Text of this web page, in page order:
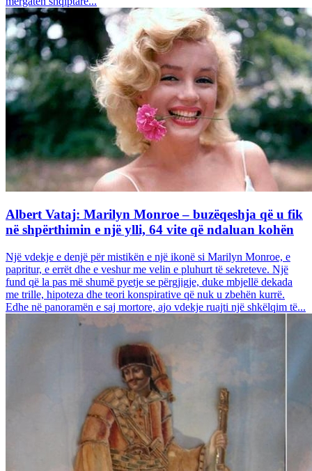
Albert Vataj: Marilyn Monroe – buzëqeshja që u fik
në shpërthimin e një ylli, 64 vite që ndaluan kohën
Një vdekje e denjë për mistikën e një ikonë si Marilyn Monroe, e
papritur, e errët dhe e veshur me velin e pluhurt të sekreteve. Një
fund që la pas më shumë pyetje se përgjigje, duke mbjellë dekada
me trille, hipoteza dhe teori konspirative që nuk u zbehën kurrë.
Edhe në panoramën e saj mortore, ajo vdekje ruajti një shkëlqim të...